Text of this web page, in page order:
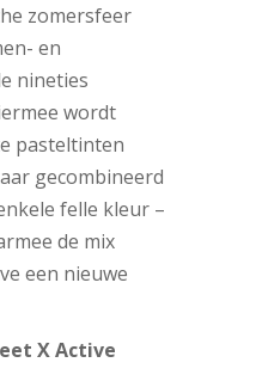
zomersfeer
en
nineties
wordt
pasteltinten
gecombineerd
felle kleur –
de mix
een nieuwe
X Active